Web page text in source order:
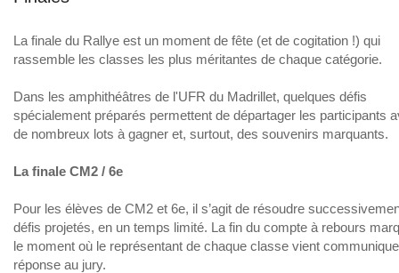
La finale du Rallye est un moment de fête (et de cogitation !) qui
rassemble les classes les plus méritantes de chaque catégorie.
Dans les amphithéâtres de l'UFR du Madrillet, quelques défis
spécialement préparés permettent de départager les participants
de nombreux lots à gagner et, surtout, des souvenirs marquants.
La finale CM2 / 6e
Pour les élèves de CM2 et 6e, il s’agit de résoudre
défis projetés, en un temps limité. La fin du compte à rebours
le moment où le représentant de chaque classe vient
réponse au jury.